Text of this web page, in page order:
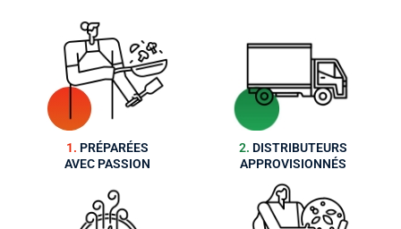
1. PRÉPARÉES
AVEC PASSION
2. DISTRIBUTEURS
APPROVISIONNÉS